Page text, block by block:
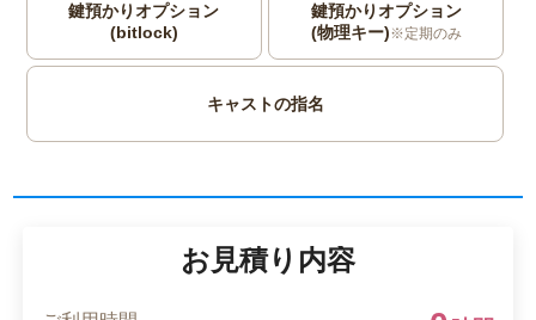
鍵預かりオプション
(bitlock)
鍵預かりオプション
(物理キー)※定期のみ
キャストの指名
お見積り内容